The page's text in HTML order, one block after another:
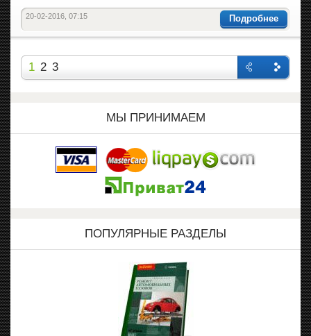
Подробнее
20-02-2016, 07:15
1 2 3
МЫ ПРИНИМАЕМ
ПОПУЛЯРНЫЕ РАЗДЕЛЫ